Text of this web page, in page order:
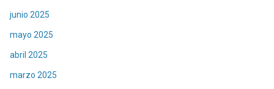
junio 2025
mayo 2025
abril 2025
marzo 2025